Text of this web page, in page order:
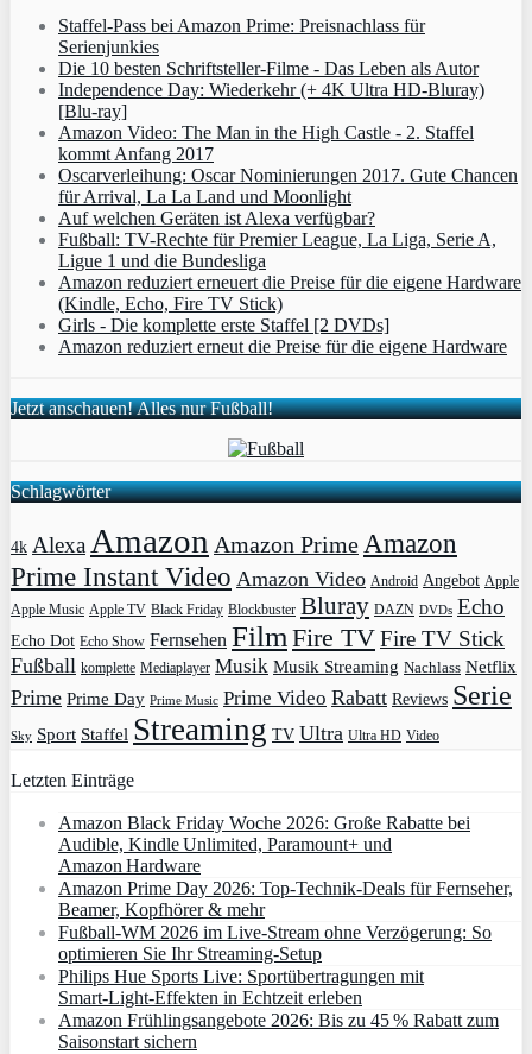
Staffel-Pass bei Amazon Prime: Preisnachlass für
Serienjunkies
Die 10 besten Schriftsteller-Filme - Das Leben als Autor
Independence Day: Wiederkehr (+ 4K Ultra HD-Bluray)
[Blu-ray]
Amazon Video: The Man in the High Castle - 2. Staffel
kommt Anfang 2017
Oscarverleihung: Oscar Nominierungen 2017. Gute Chancen
für Arrival, La La Land und Moonlight
Auf welchen Geräten ist Alexa verfügbar?
Fußball: TV-Rechte für Premier League, La Liga, Serie A,
Ligue 1 und die Bundesliga
Amazon reduziert erneuert die Preise für die eigene Hardware
(Kindle, Echo, Fire TV Stick)
Girls - Die komplette erste Staffel [2 DVDs]
Amazon reduziert erneut die Preise für die eigene Hardware
Jetzt anschauen! Alles nur Fußball!
Schlagwörter
4k AlexaAmazon Amazon PrimeAmazon
Prime Instant Video Amazon Video Android Angebot Apple
Apple Music Apple TV Black Friday Blockbuster Bluray DAZN DVDs Echo
Echo Dot Echo Show Fernsehen FilmFire TVFire TV Stick
Fußball komplette Mediaplayer Musik Musik Streaming Nachlass Netflix
Prime Prime Day Prime Music Prime Video Rabatt Reviews Serie
Sky Sport Staffel Streaming TV Ultra Ultra HD Video
Letzten Einträge
Amazon Black Friday Woche 2026: Große Rabatte bei
Audible, Kindle Unlimited, Paramount+ und
Amazon Hardware
Amazon Prime Day 2026: Top-Technik-Deals für Fernseher,
Beamer, Kopfhörer & mehr
Fußball-WM 2026 im Live-Stream ohne Verzögerung: So
optimieren Sie Ihr Streaming-Setup
Philips Hue Sports Live: Sportübertragungen mit
Smart‑Light‑Effekten in Echtzeit erleben
Amazon Frühlingsangebote 2026: Bis zu 45 % Rabatt zum
Saisonstart sichern